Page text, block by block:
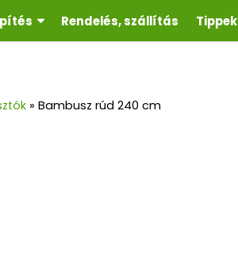
Rendelés, szállítás Tippek
» Bambusz rúd 240 cm